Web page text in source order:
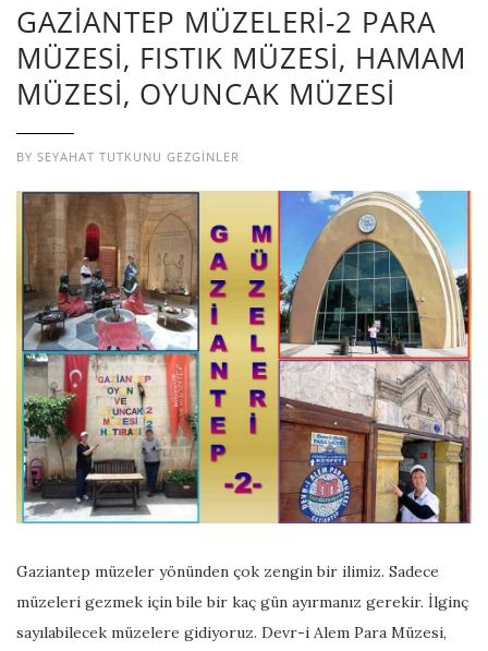
GAZİANTEP MÜZELERİ-2 PARA
MÜZESİ, FISTIK MÜZESİ, HAMAM
MÜZESİ, OYUNCAK MÜZESİ
BY SEYAHAT TUTKUNU GEZGINLER
Gaziantep müzeler yönünden çok zengin bir ilimiz. Sadece
müzeleri gezmek için bile bir kaç gün ayırmanız gerekir. İlginç
sayılabilecek müzelere gidiyoruz. Devr-i Alem Para Müzesi,